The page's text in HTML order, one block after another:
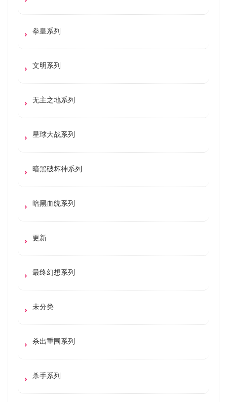
拳皇系列
文明系列
无主之地系列
星球大战系列
暗黑破坏神系列
暗黑血统系列
更新
最终幻想系列
未分类
杀出重围系列
杀手系列